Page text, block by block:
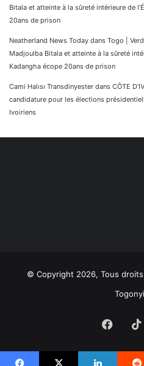
Bitala et atteinte à la sûreté intérieure de
20ans de prison
Neatherland News Today dans Togo |
Madjoulba Bitala et atteinte à la sûreté
Kadangha écope 20ans de prison
Cami Halısı Transdinyester dans CÔTE
candidature pour les élections
Ivoiriens
© Copyright 2026, Tous